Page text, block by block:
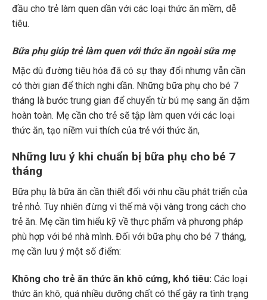
đầu cho trẻ làm quen dần với các loại thức ăn mềm, dễ
tiêu.
Bữa phụ giúp trẻ làm quen với thức ăn ngoài sữa mẹ
Mặc dù đường tiêu hóa đã có sự thay đổi nhưng vẫn cần
có thời gian để thích nghi dần. Những bữa phụ cho bé 7
tháng là bước trung gian để chuyển từ bú mẹ sang ăn dặm
hoàn toàn. Mẹ cần cho trẻ sẽ tập làm quen với các loại
thức ăn, tạo niềm vui thích của trẻ với thức ăn,
Những lưu ý khi chuẩn bị bữa phụ cho bé 7
tháng
Bữa phụ là bữa ăn cần thiết đối với nhu cầu phát triển của
trẻ nhỏ. Tuy nhiên đừng vì thế mà vội vàng trong cách cho
trẻ ăn. Mẹ cần tìm hiểu kỹ về thực phẩm và phương pháp
phù hợp với bé nhà mình. Đối với bữa phụ cho bé 7 tháng,
mẹ cần lưu ý một số điểm:
Không cho trẻ ăn thức ăn khô cứng, khó tiêu: Các loại
thức ăn khô, quá nhiều dưỡng chất có thể gây ra tình trạng